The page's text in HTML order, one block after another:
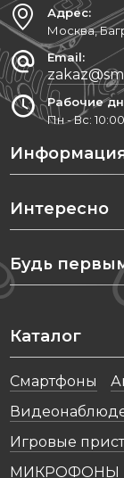
Адрес:
Москва,
Email:
Рабочие
Пн - Вс:
Интересно
Будь
Каталог
Cмартфоны
Игровые
МИКРОФОНЫ